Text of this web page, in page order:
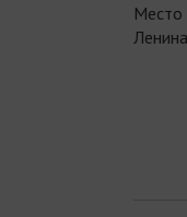
Место